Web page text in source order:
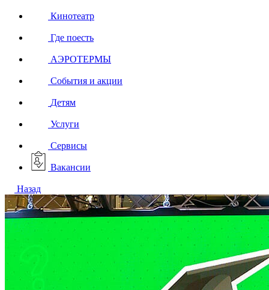
Кинотеатр
Где поесть
АЭРОТЕРМЫ
События и акции
Детям
Услуги
Сервисы
Вакансии
Назад